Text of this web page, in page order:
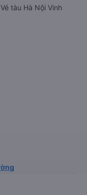
Vé tàu Hà Nội Vinh